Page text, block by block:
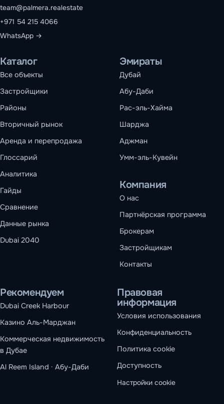
team@palmera.realestate
+971 54 215 4066
WhatsApp →
Каталог
Все объекты
Застройщики
Районы
Вторичный рынок
Аренда и перепродажа
Глоссарий
Аналитика
Гайды
Сравнение
Данные рынка
Dubai 2040
Эмираты
Дубай
Абу-Даби
Рас-эль-Хайма
Шарджа
Аджман
Умм-эль-Кувейн
Компания
О нас
Партнёрская программа
Брокерам
Застройщикам
Контакты
Рекомендуем
Dubai Creek Harbour
Казино Аль-Марджан
Коммерческая недвижимость
в Дубае
Al Reem Island · Абу-Даби
Правовая
информация
Условия использования
Конфиденциальность
Политика cookie
Доступность
Настройки cookie